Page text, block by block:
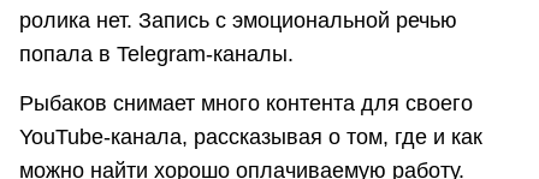
ролика нет. Запись с эмоциональной речью
попала в Telegram-каналы.
Рыбаков снимает много контента для своего
YouTube-канала, рассказывая о том, где и как
можно найти хорошо оплачиваемую работу.